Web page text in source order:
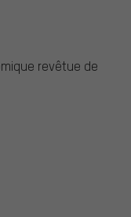
revêtue de